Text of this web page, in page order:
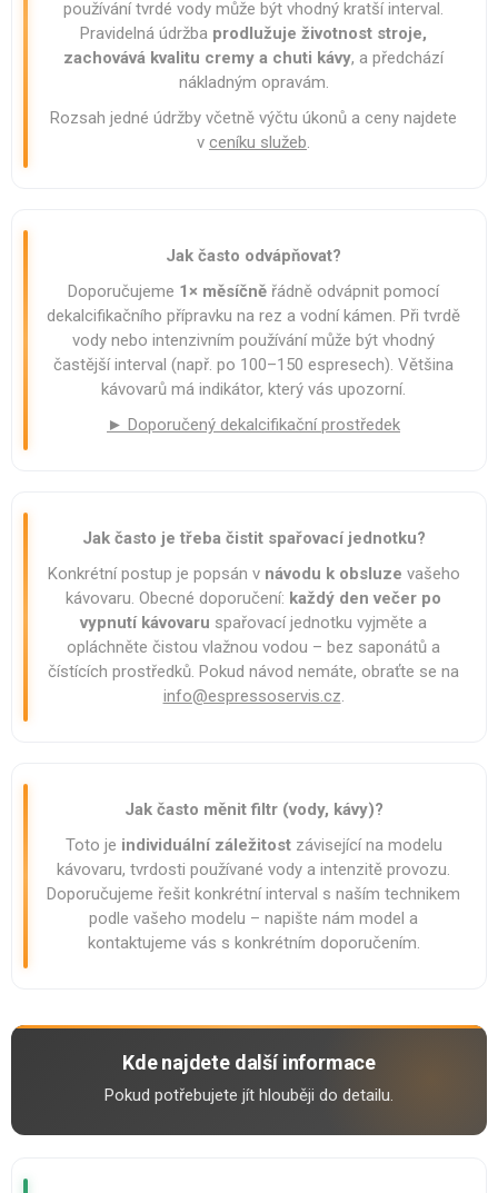
používání tvrdé vody může být vhodný kratší interval.
Pravidelná údržba prodlužuje životnost stroje,
zachovává kvalitu cremy a chuti kávy, a předchází
nákladným opravám.
Rozsah jedné údržby včetně výčtu úkonů a ceny najdete
v ceníku služeb.
Jak často odvápňovat?
Doporučujeme 1× měsíčně řádně odvápnit pomocí
dekalcifikačního přípravku na rez a vodní kámen. Při tvrdě
vody nebo intenzivním používání může být vhodný
častější interval (např. po 100–150 espresech). Většina
kávovarů má indikátor, který vás upozorní.
► Doporučený dekalcifikační prostředek
Jak často je třeba čistit spařovací jednotku?
Konkrétní postup je popsán v návodu k obsluze vašeho
kávovaru. Obecné doporučení: každý den večer po
vypnutí kávovaru spařovací jednotku vyjměte a
opláchněte čistou vlažnou vodou – bez saponátů a
čístících prostředků. Pokud návod nemáte, obraťte se na
info@espressoservis.cz.
Jak často měnit filtr (vody, kávy)?
Toto je individuální záležitostzávisející na modelu
kávovaru, tvrdosti používané vody a intenzitě provozu.
Doporučujeme řešit konkrétní interval s naším technikem
podle vašeho modelu – napište nám model a
kontaktujeme vás s konkrétním doporučením.
Kde najdete další informace
Pokud potřebujete jít hlouběji do detailu.